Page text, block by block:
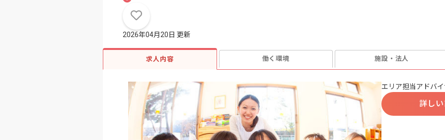
2026年04月20日 更新
求人内容 働く環境 施設・法人
エリア担当アドバ
詳し